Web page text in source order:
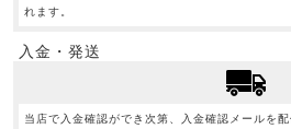
れます。
入金・発送
当店で入金確認ができ次第、入金確認メールを